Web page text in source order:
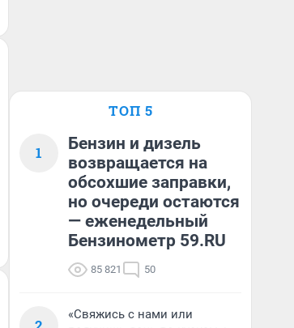
ТОП 5
1
Бензин и дизель
возвращается на
обсохшие заправки,
но очереди остаются
— еженедельный
Бензинометр 59.RU
85 821 50
«Свяжись с нами или